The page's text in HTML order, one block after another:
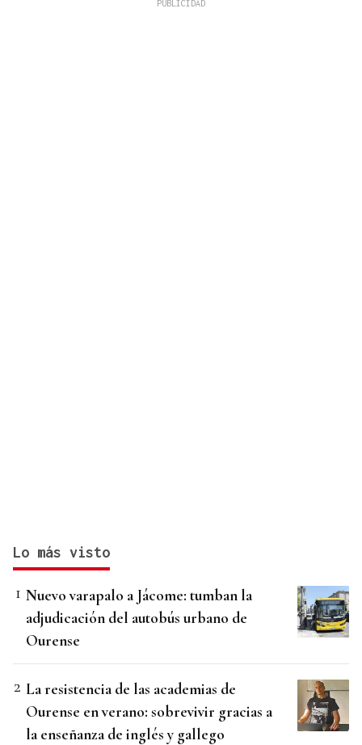
Lo más visto
Nuevo varapalo a Jácome: tumban la
adjudicación del autobús urbano de
Ourense
La resistencia de las academias de
Ourense en verano: sobrevivir gracias a
la enseñanza de inglés y gallego